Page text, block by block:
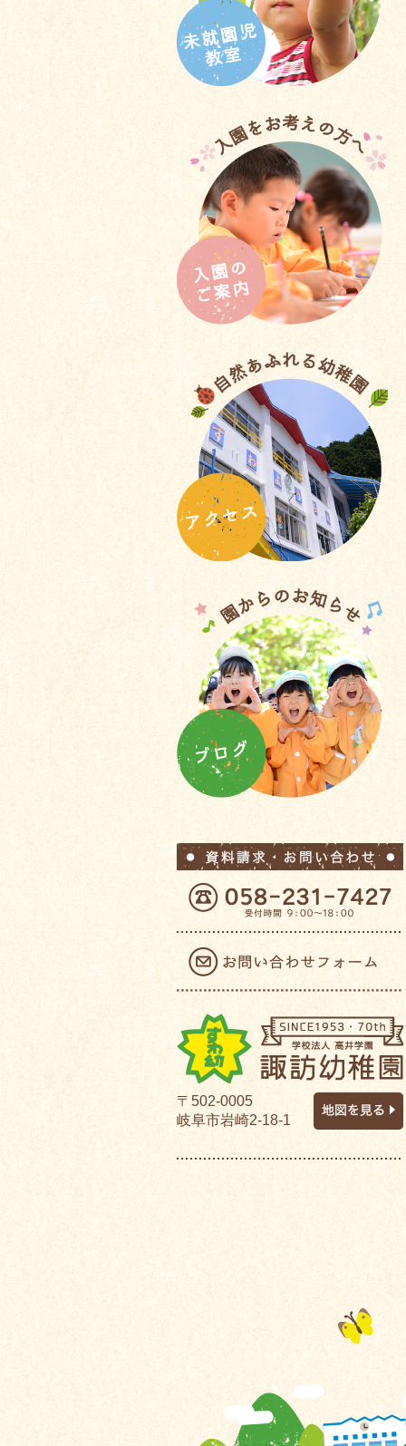
〒502-0005
岐阜市岩崎2-18-1